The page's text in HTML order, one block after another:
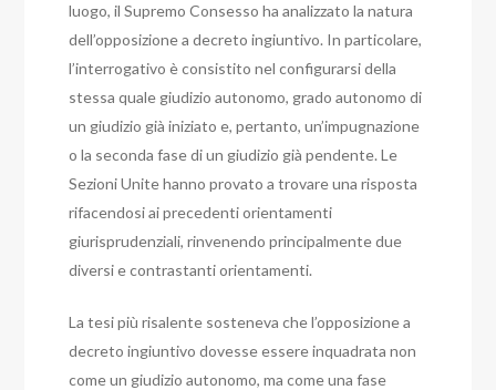
luogo, il Supremo Consesso ha analizzato la natura
dell’opposizione a decreto ingiuntivo. In particolare,
l’interrogativo è consistito nel configurarsi della
stessa quale giudizio autonomo, grado autonomo di
un giudizio già iniziato e, pertanto, un’impugnazione
o la seconda fase di un giudizio già pendente.Le
Sezioni Unite hanno provato a trovare una risposta
rifacendosi ai precedenti orientamenti
giurisprudenziali, rinvenendo principalmente due
diversi e contrastanti orientamenti.
La tesi più risalente sosteneva che l’opposizione a
decreto ingiuntivo dovesse essere inquadrata non
come un giudizio autonomo, ma come una fase